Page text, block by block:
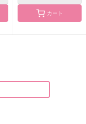
月は見ていた
カート